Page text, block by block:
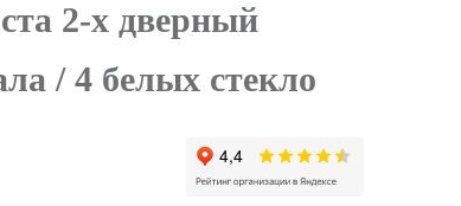
2-х дверный
/ 4 белых стекло